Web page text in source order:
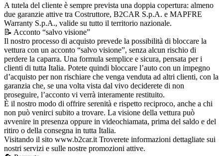
A tutela del cliente è sempre prevista una doppia copertura: almeno
due garanzie attive tra Costruttore, B2CAR S.p.A. e MAPFRE
Warranty S.p.A., valide su tutto il territorio nazionale.
📝 Acconto “salvo visione”
Il nostro processo di acquisto prevede la possibilità di bloccare la
vettura con un acconto “salvo visione”, senza alcun rischio di
perdere la caparra. Una formula semplice e sicura, pensata per i
clienti di tutta Italia. Potete quindi bloccare l’auto con un impegno
d’acquisto per non rischiare che venga venduta ad altri clienti, con la
garanzia che, se una volta vista dal vivo deciderete di non
proseguire, l’acconto vi verrà interamente restituito.
È il nostro modo di offrire serenità e rispetto reciproco, anche a chi
non può venirci subito a trovare. La visione della vettura può
avvenire in presenza oppure in videochiamata, prima del saldo e del
ritiro o della consegna in tutta Italia.
Visitando il sito www.b2car.it Troverete informazioni dettagliate sui
nostri servizi e sulle nostre promozioni attive.